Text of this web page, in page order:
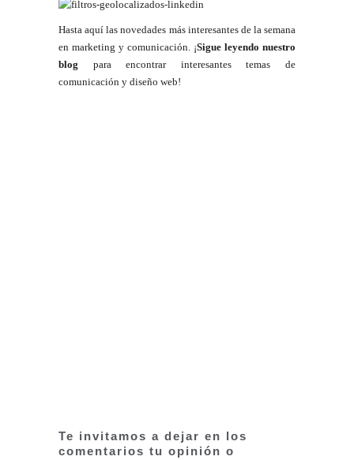
Hasta aquí las novedades más interesantes de la semana
en marketing y comunicación. ¡Sigue leyendo nuestro
blog para encontrar interesantes temas de
comunicación y diseño web!
Te invitamos a dejar en los
comentarios tu opinión o